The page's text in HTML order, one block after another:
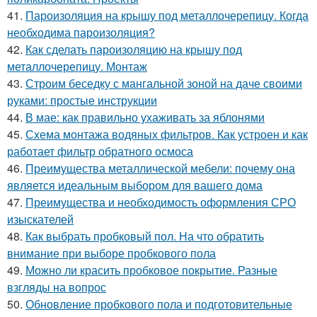
41. Пароизоляция на крышу под металлочерепицу. Когда
необходима пароизоляция?
42. Как сделать пароизоляцию на крышу под
металлочерепицу. Монтаж
43. Строим беседку с мангальной зоной на даче своими
руками: простые инструкции
44. В мае: как правильно ухаживать за яблонями
45. Схема монтажа водяных фильтров. Как устроен и как
работает фильтр обратного осмоса
46. Преимущества металлической мебели: почему она
является идеальным выбором для вашего дома
47. Преимущества и необходимость оформления СРО
изыскателей
48. Как выбрать пробковый пол. На что обратить
внимание при выборе пробкового пола
49. Можно ли красить пробковое покрытие. Разные
взгляды на вопрос
50. Обновление пробкового пола и подготовительные